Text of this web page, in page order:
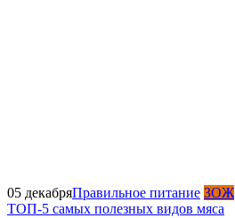
05 декабряПравильное питание ЗОЖ
ТОП-5 самых полезных видов мяса